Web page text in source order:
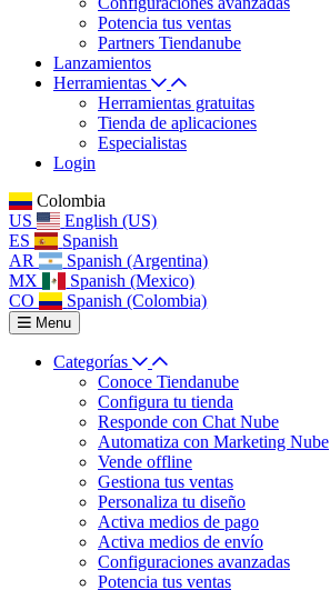
Potencia tus ventas
Partners Tiendanube
Lanzamientos
Herramientas
Herramientas gratuitas
Tienda de aplicaciones
Especialistas
Login
Colombia
US
English (US)
ES
Spanish
AR
Spanish (Argentina)
MX
Spanish (Mexico)
CO
Spanish (Colombia)
Menu
Categorías
Conoce Tiendanube
Configura tu tienda
Responde con Chat Nube
Automatiza con Marketing Nube
Vende offline
Gestiona tus ventas
Personaliza tu diseño
Activa medios de pago
Activa medios de envío
Configuraciones avanzadas
Potencia tus ventas